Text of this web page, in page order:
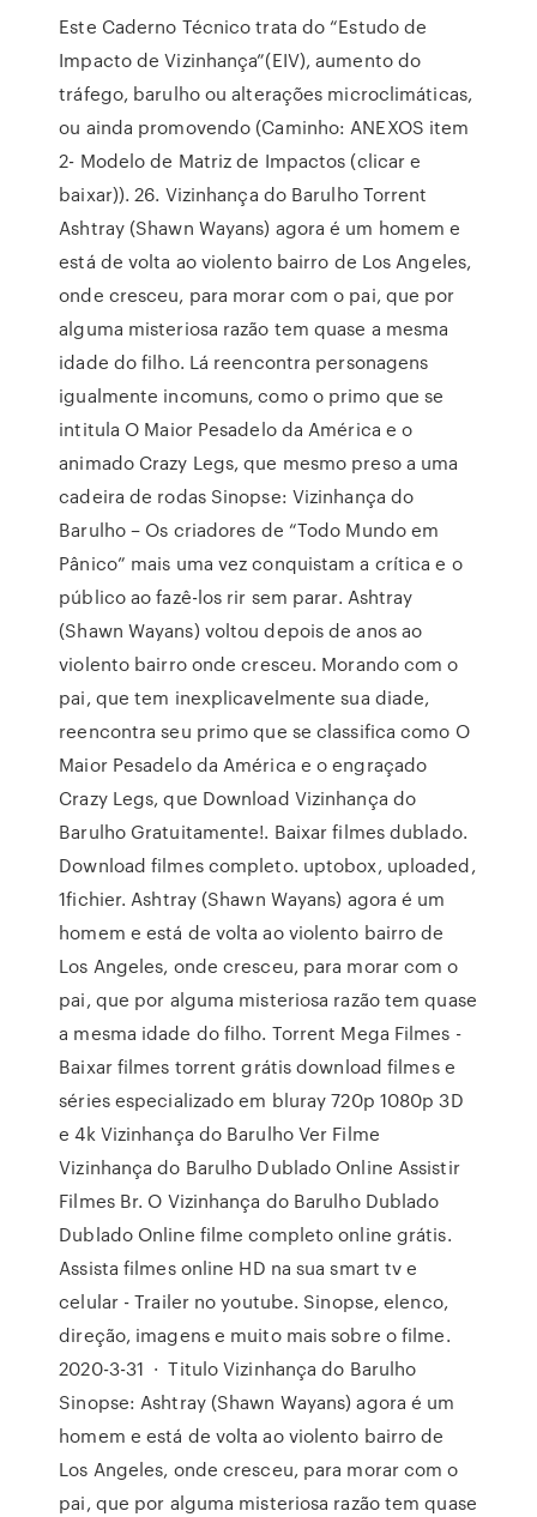
Este Caderno Técnico trata do “Estudo de
Impacto de Vizinhança”(EIV), aumento do
tráfego, barulho ou alterações microclimáticas,
ou ainda promovendo (Caminho: ANEXOS item
2- Modelo de Matriz de Impactos (clicar e
baixar)). 26. Vizinhança do Barulho Torrent
Ashtray (Shawn Wayans) agora é um homem e
está de volta ao violento bairro de Los Angeles,
onde cresceu, para morar com o pai, que por
alguma misteriosa razão tem quase a mesma
idade do filho. Lá reencontra personagens
igualmente incomuns, como o primo que se
intitula O Maior Pesadelo da América e o
animado Crazy Legs, que mesmo preso a uma
cadeira de rodas Sinopse: Vizinhança do
Barulho – Os criadores de “Todo Mundo em
Pânico” mais uma vez conquistam a crítica e o
público ao fazê-los rir sem parar. Ashtray
(Shawn Wayans) voltou depois de anos ao
violento bairro onde cresceu. Morando com o
pai, que tem inexplicavelmente sua diade,
reencontra seu primo que se classifica como O
Maior Pesadelo da América e o engraçado
Crazy Legs, que Download Vizinhança do
Barulho Gratuitamente!. Baixar filmes dublado.
Download filmes completo. uptobox, uploaded,
1fichier. Ashtray (Shawn Wayans) agora é um
homem e está de volta ao violento bairro de
Los Angeles, onde cresceu, para morar com o
pai, que por alguma misteriosa razão tem quase
a mesma idade do filho. Torrent Mega Filmes -
Baixar filmes torrent grátis download filmes e
séries especializado em bluray 720p 1080p 3D
e 4k Vizinhança do Barulho Ver Filme
Vizinhança do Barulho Dublado Online Assistir
Filmes Br. O Vizinhança do Barulho Dublado
Dublado Online filme completo online grátis.
Assista filmes online HD na sua smart tv e
celular - Trailer no youtube. Sinopse, elenco,
direção, imagens e muito mais sobre o filme.
2020-3-31 · Titulo Vizinhança do Barulho
Sinopse: Ashtray (Shawn Wayans) agora é um
homem e está de volta ao violento bairro de
Los Angeles, onde cresceu, para morar com o
pai, que por alguma misteriosa razão tem quase